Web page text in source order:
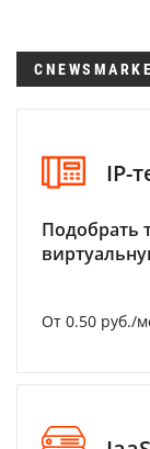
IP-
Подобрать
От 0.50 руб./